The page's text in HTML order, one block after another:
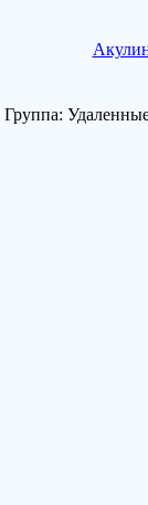
Группа: